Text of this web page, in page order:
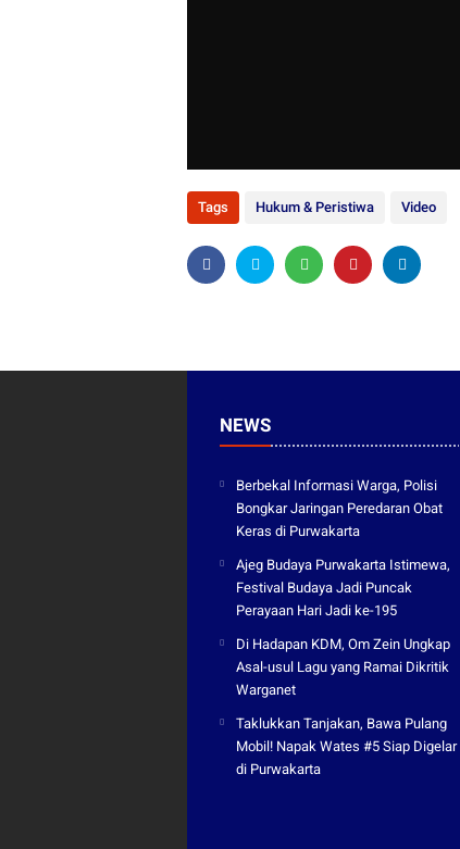
Tags Hukum & Peristiwa Video
NEWS
Berbekal Informasi Warga, Polisi
Bongkar Jaringan Peredaran Obat
Keras di Purwakarta
Ajeg Budaya Purwakarta Istimewa,
Festival Budaya Jadi Puncak
Perayaan Hari Jadi ke-195
Di Hadapan KDM, Om Zein Ungkap
Asal-usul Lagu yang Ramai Dikritik
Warganet
Taklukkan Tanjakan, Bawa Pulang
Mobil! Napak Wates #5 Siap Digelar
di Purwakarta